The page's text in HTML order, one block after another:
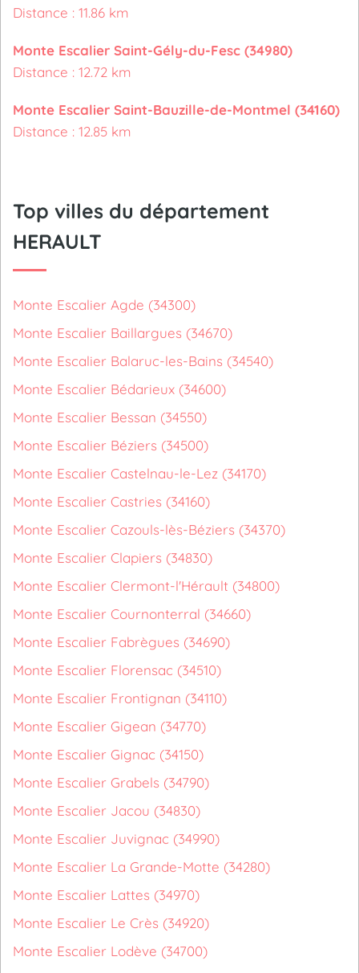
Distance : 11.86 km
Monte Escalier Saint-Gély-du-Fesc (34980)
Distance : 12.72 km
Monte Escalier Saint-Bauzille-de-Montmel (34160)
Distance : 12.85 km
Top villes du département
HERAULT
Monte Escalier Agde (34300)
Monte Escalier Baillargues (34670)
Monte Escalier Balaruc-les-Bains (34540)
Monte Escalier Bédarieux (34600)
Monte Escalier Bessan (34550)
Monte Escalier Béziers (34500)
Monte Escalier Castelnau-le-Lez (34170)
Monte Escalier Castries (34160)
Monte Escalier Cazouls-lès-Béziers (34370)
Monte Escalier Clapiers (34830)
Monte Escalier Clermont-l'Hérault (34800)
Monte Escalier Cournonterral (34660)
Monte Escalier Fabrègues (34690)
Monte Escalier Florensac (34510)
Monte Escalier Frontignan (34110)
Monte Escalier Gigean (34770)
Monte Escalier Gignac (34150)
Monte Escalier Grabels (34790)
Monte Escalier Jacou (34830)
Monte Escalier Juvignac (34990)
Monte Escalier La Grande-Motte (34280)
Monte Escalier Lattes (34970)
Monte Escalier Le Crès (34920)
Monte Escalier Lodève (34700)